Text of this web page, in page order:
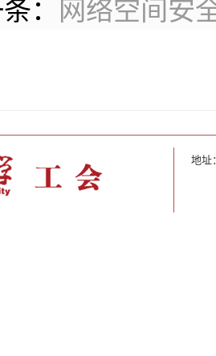
： 网络空间安
地址